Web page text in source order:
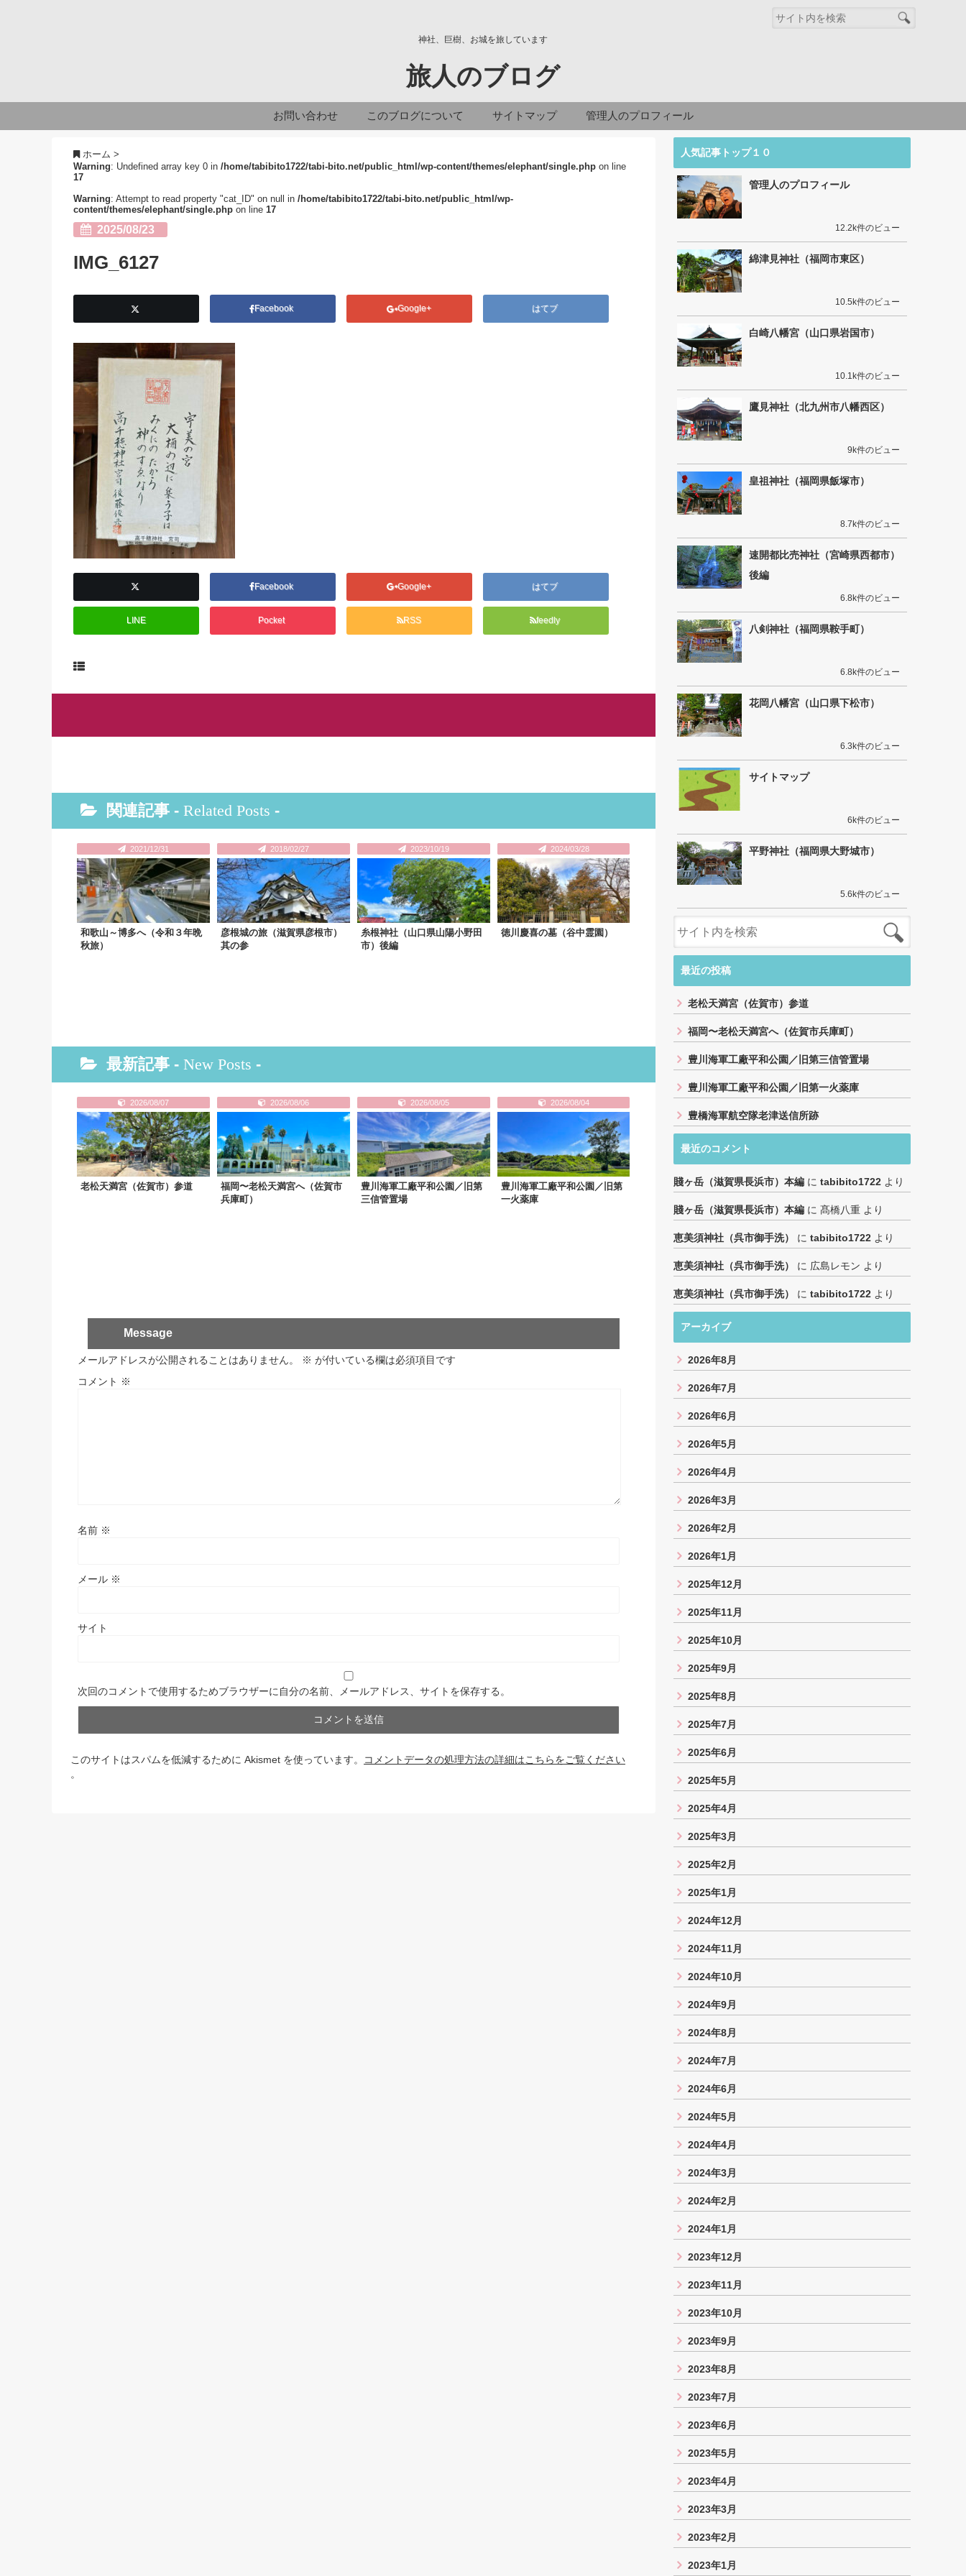
神社、巨樹、お城を旅しています
旅人のブログ
お問い合わせ このブログについて サイトマップ 管理人のプロフィール
ホーム >
Warning: Undefined array key 0 in /home/tabibito1722/tabi-bito.net/public_html/wp-content/themes/elephant/single.php on line
17
Warning: Attempt to read property "cat_ID" on null in /home/tabibito1722/tabi-bito.net/public_html/wp-
content/themes/elephant/single.php on line 17
2025/08/23
IMG_6127
Facebook Google+ はてブ
Facebook Google+ はてブ
LINE Pocket RSS feedly
関連記事 - Related Posts -
2021/12/31
和歌山～博多へ（令和３年晩
秋旅）
2018/02/27
彦根城の旅（滋賀県彦根市）
其の参
2023/10/19
糸根神社（山口県山陽小野田
市）後編
2024/03/28
徳川慶喜の墓（谷中霊園）
最新記事 - New Posts -
2026/08/07
老松天満宮（佐賀市）参道
2026/08/06
福岡〜老松天満宮へ（佐賀市
兵庫町）
2026/08/05
豊川海軍工廠平和公園／旧第
三信管置場
2026/08/04
豊川海軍工廠平和公園／旧第
一火薬庫
Message
メールアドレスが公開されることはありません。 ※ が付いている欄は必須項目です
コメント ※
名前 ※
メール ※
サイト
次回のコメントで使用するためブラウザーに自分の名前、メールアドレス、サイトを保存する。
このサイトはスパムを低減するために Akismet を使っています。
コメントデータの処理方法の詳細はこちらをご覧ください
。
人気記事トップ１０
管理人のプロフィール
12.2k件のビュー
綿津見神社（福岡市東区）
10.5k件のビュー
白崎八幡宮（山口県岩国市）
10.1k件のビュー
鷹見神社（北九州市八幡西区）
9k件のビュー
皇祖神社（福岡県飯塚市）
8.7k件のビュー
速開都比売神社（宮崎県西都市）
後編
6.8k件のビュー
八剣神社（福岡県鞍手町）
6.8k件のビュー
花岡八幡宮（山口県下松市）
6.3k件のビュー
サイトマップ
6k件のビュー
平野神社（福岡県大野城市）
5.6k件のビュー
最近の投稿
老松天満宮（佐賀市）参道
福岡〜老松天満宮へ（佐賀市兵庫町）
豊川海軍工廠平和公園／旧第三信管置場
豊川海軍工廠平和公園／旧第一火薬庫
豊橋海軍航空隊老津送信所跡
最近のコメント
賤ヶ岳（滋賀県長浜市）本編 に tabibito1722 より
賤ヶ岳（滋賀県長浜市）本編 に 髙橋八重 より
恵美須神社（呉市御手洗） に tabibito1722 より
恵美須神社（呉市御手洗） に 広島レモン より
恵美須神社（呉市御手洗） に tabibito1722 より
アーカイブ
2026年8月
2026年7月
2026年6月
2026年5月
2026年4月
2026年3月
2026年2月
2026年1月
2025年12月
2025年11月
2025年10月
2025年9月
2025年8月
2025年7月
2025年6月
2025年5月
2025年4月
2025年3月
2025年2月
2025年1月
2024年12月
2024年11月
2024年10月
2024年9月
2024年8月
2024年7月
2024年6月
2024年5月
2024年4月
2024年3月
2024年2月
2024年1月
2023年12月
2023年11月
2023年10月
2023年9月
2023年8月
2023年7月
2023年6月
2023年5月
2023年4月
2023年3月
2023年2月
2023年1月